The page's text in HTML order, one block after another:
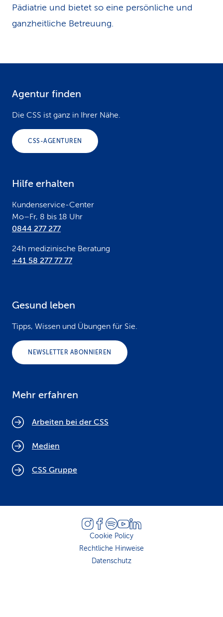
Pädiatrie und bietet so eine persönliche und
ganzheitliche Betreuung.
Agentur finden
Die CSS ist ganz in Ihrer Nähe.
CSS-AGENTUREN
Hilfe erhalten
Kundenservice-Center
Mo–Fr, 8 bis 18 Uhr
0844 277 277
24h medizinische Beratung
+41 58 277 77 77
Gesund leben
Tipps, Wissen und Übungen für Sie.
NEWSLETTER ABONNIEREN
Mehr erfahren
Arbeiten bei der CSS
Medien
CSS Gruppe
Cookie Policy
Rechtliche Hinweise
Datenschutz